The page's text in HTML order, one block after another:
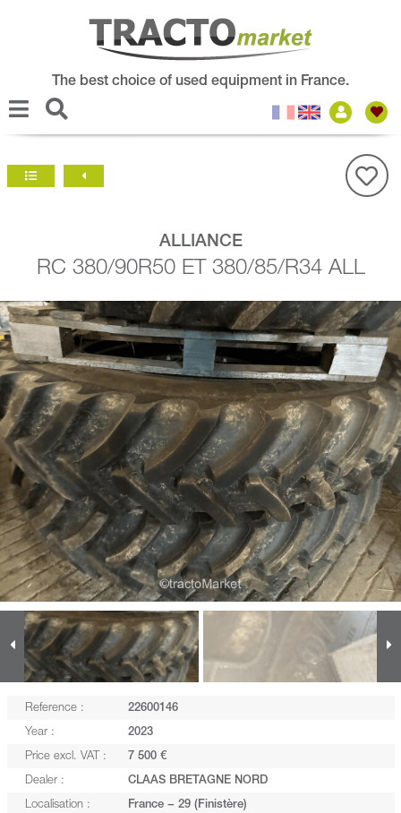
The best choice of used equipment in France.
ALLIANCE
RC 380/90R50 ET 380/85/R34 ALL
Reference : 22600146
Year : 2023
Price excl. VAT : 7 500 €
Dealer : CLAAS BRETAGNE NORD
Localisation : France − 29 (Finistère)